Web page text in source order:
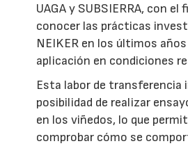
UAGA y SUBSIERRA, con el
conocer las prácticas
NEIKER en los últimos
aplicación en condiciones
Esta labor de transferencia
posibilidad de realizar
en los viñedos, lo que
comprobar cómo se